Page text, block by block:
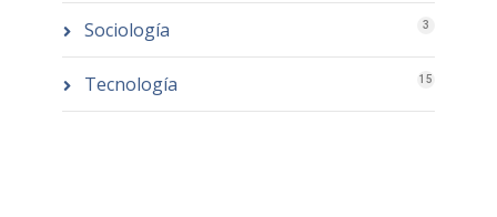
Sociología 3
Tecnología 15